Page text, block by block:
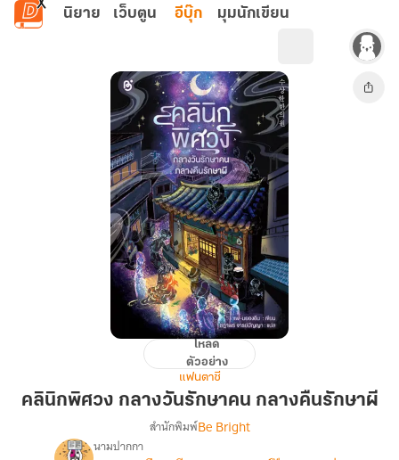
ข้ามไปยังเนื้อหาหลัก
นิยาย เว็บตูน อีบุ๊ก มุมนักเขียน
คลินิก
กลาง
โหลด
ตัวอย่าง
แฟนตาซี
คลินิกพิศวง กลางวันรักษาคน กลางคืนรักษาผี
สำนักพิมพ์Be Bright
นามปากกา